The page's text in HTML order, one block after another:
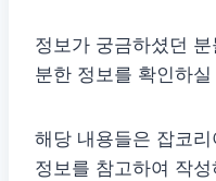
정보가 궁금하셨던
분한 정보를 확인하
해당 내용들은 잡코
정보를 참고하여 작